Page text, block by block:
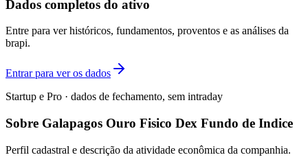
Dados completos do ativo
Entre para ver históricos, fundamentos, proventos e as análises da
brapi.
Entrar para ver os dados
Startup e Pro · dados de fechamento, sem intraday
Sobre Galapagos Ouro Fisico Dex Fundo de Indice
Perfil cadastral e descrição da atividade econômica da companhia.